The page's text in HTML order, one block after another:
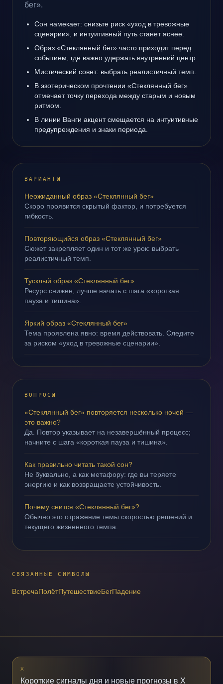
бег».
Сон намекает: снизьте риск «уход в тревожные
сценарии», и интуитивный путь станет яснее.
Образ «Стеклянный бег» часто приходит перед
событием, где важно удержать внутренний центр.
Мистический совет: выбрать реалистичный темп.
В эзотерическом прочтении «Стеклянный бег»
отмечает точку перехода между старым и новым
ритмом.
В линии Ванги акцент смещается на интуитивные
предупреждения и знаки периода.
ВАРИАНТЫ
Неожиданный образ «Стеклянный бег»
Скоро проявится скрытый фактор, и потребуется
гибкость.
Повторяющийся образ «Стеклянный бег»
Сюжет закрепляет один и тот же урок: выбрать
реалистичный темп.
Тусклый образ «Стеклянный бег»
Ресурс снижен; лучше начать с шага «короткая
пауза и тишина».
Яркий образ «Стеклянный бег»
Тема проявлена явно: время действовать. Следите
за риском «уход в тревожные сценарии».
ВОПРОСЫ
«Стеклянный бег» повторяется несколько ночей —
это важно?
Да. Повтор указывает на незавершённый процесс;
начните с шага «короткая пауза и тишина».
Как правильно читать такой сон?
Не буквально, а как метафору: где вы теряете
энергию и как возвращаете устойчивость.
Почему снится «Стеклянный бег»?
Обычно это отражение темы скоростью решений и
текущего жизненного темпа.
СВЯЗАННЫЕ СИМВОЛЫ
ВстречаПолётПутешествиеБегПадение
X
Короткие сигналы дня и новые прогнозы в X